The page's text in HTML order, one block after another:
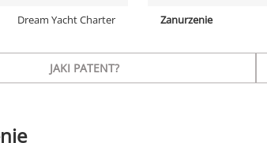
Dream Yacht Charter
Zanurzenie
JAKI PATENT?